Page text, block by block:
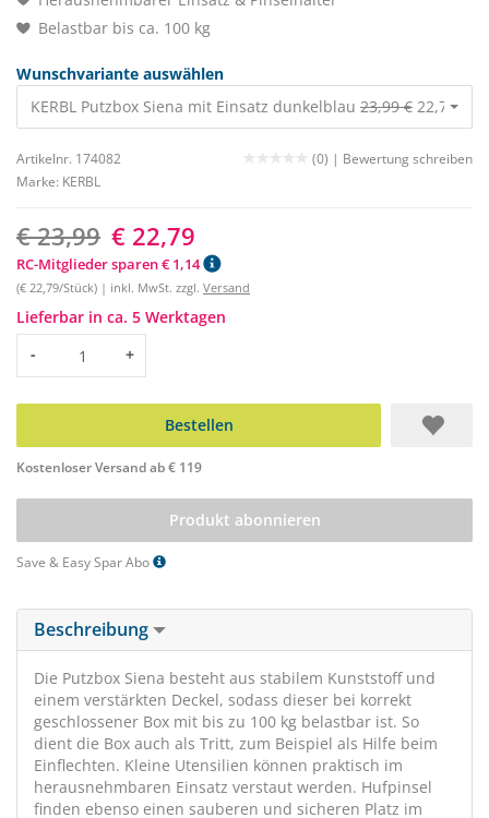
Belastbar bis ca. 100 kg
Wunschvariante auswählen
KERBL Putzbox Siena mit Einsatz dunkelblau 23,99 € 22,79 €
Artikelnr. 174082 (0) | Bewertung schreiben
Marke: KERBL
€ 23,99 € 22,79
RC-Mitglieder sparen € 1,14
(€ 22,79/Stück) | inkl. MwSt. zzgl. Versand
Lieferbar in ca. 5 Werktagen
Menge
- +
Bestellen
Kostenloser Versand ab € 119
Produkt abonnieren
Save & Easy Spar Abo
Beschreibung
Die Putzbox Siena besteht aus stabilem Kunststoff und
einem verstärkten Deckel, sodass dieser bei korrekt
geschlossener Box mit bis zu 100 kg belastbar ist. So
dient die Box auch als Tritt, zum Beispiel als Hilfe beim
Einflechten. Kleine Utensilien können praktisch im
herausnehmbaren Einsatz verstaut werden. Hufpinsel
finden ebenso einen sauberen und sicheren Platz im